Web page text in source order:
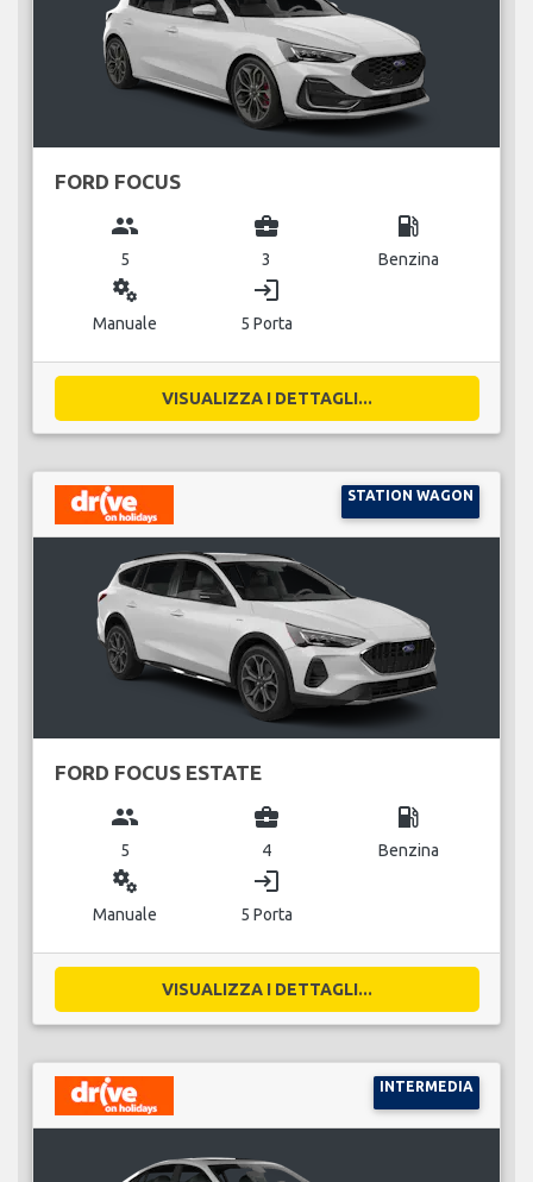
FORD FOCUS
group
5
business_center
3
local_gas_station
Benzina
miscellaneous_services
Manuale
login
5 Porta
VISUALIZZA I DETTAGLI...
STATION WAGON
FORD FOCUS ESTATE
group
5
business_center
4
local_gas_station
Benzina
miscellaneous_services
Manuale
login
5 Porta
VISUALIZZA I DETTAGLI...
INTERMEDIA